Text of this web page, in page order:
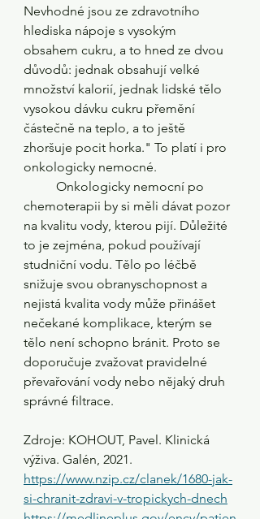
Nevhodné jsou ze zdravotního
hlediska nápoje s vysokým
obsahem cukru, a to hned ze dvou
důvodů: jednak obsahují velké
množství kalorií, jednak lidské tělo
vysokou dávku cukru přemění
částečně na teplo, a to ještě
zhoršuje pocit horka." To platí i pro
onkologicky nemocné.
chemoterapii by si měli dávat pozor
na kvalitu vody, kterou pijí. Důležité
to je zejména, pokud používají
studniční vodu. Tělo po léčbě
snižuje svou obranyschopnost a
nejistá kvalita vody může přinášet
nečekané komplikace, kterým se
tělo není schopno bránit. Proto se
doporučuje zvažovat pravidelné
převařování vody nebo nějaký druh
správné filtrace.
Zdroje: KOHOUT, Pavel. Klinická
výživa. Galén, 2021.
https://www.nzip.cz/clanek/1680-jak-
si-chranit-zdravi-v-tropickych-dnech